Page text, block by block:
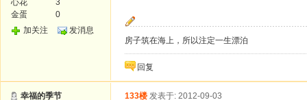
心花
3
金蛋
0
加关注
发消息
房子筑在海上，所以注定一生漂泊
回复
幸福的季节 133楼 发表于: 2012-09-03